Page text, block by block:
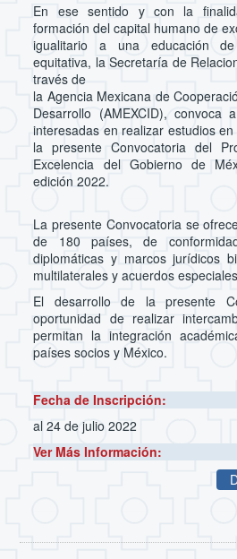
En ese sentido y con la
formación del capital humano de
igualitario a una educación
equitativa, la Secretaría de
través de
la Agencia Mexicana de
Desarrollo (AMEXCID), convoca
interesadas en realizar estudios
la presente Convocatoria del
Excelencia del Gobierno de
edición 2022.
La presente Convocatoria se
de 180 países, de
diplomáticas y marcos jurídicos
multilaterales y acuerdos
El desarrollo de la presente
oportunidad de realizar
permitan la integración
países socios y México.
Fecha de Inscripción:
al 24 de julio 2022
Ver Más Información: